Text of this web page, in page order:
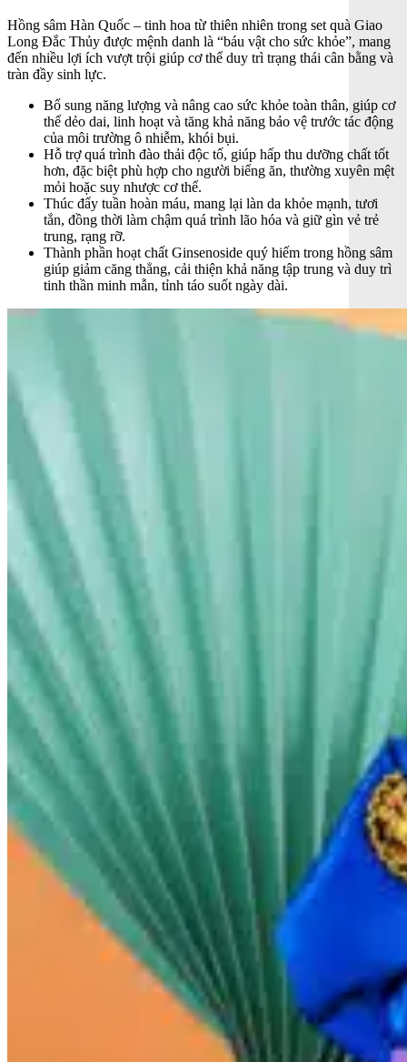
Hồng sâm Hàn Quốc – tinh hoa từ thiên nhiên trong set quà Giao
Long Đắc Thủy được mệnh danh là “báu vật cho sức khỏe”, mang
đến nhiều lợi ích vượt trội giúp cơ thể duy trì trạng thái cân bằng và
tràn đầy sinh lực.
Bổ sung năng lượng và nâng cao sức khỏe toàn thân, giúp cơ
thể dẻo dai, linh hoạt và tăng khả năng bảo vệ trước tác động
của môi trường ô nhiễm, khói bụi.
Hỗ trợ quá trình đào thải độc tố, giúp hấp thu dưỡng chất tốt
hơn, đặc biệt phù hợp cho người biếng ăn, thường xuyên mệt
mỏi hoặc suy nhược cơ thể.
Thúc đẩy tuần hoàn máu, mang lại làn da khỏe mạnh, tươi
tắn, đồng thời làm chậm quá trình lão hóa và giữ gìn vẻ trẻ
trung, rạng rỡ.
Thành phần hoạt chất Ginsenoside quý hiếm trong hồng sâm
giúp giảm căng thẳng, cải thiện khả năng tập trung và duy trì
tinh thần minh mẫn, tỉnh táo suốt ngày dài.